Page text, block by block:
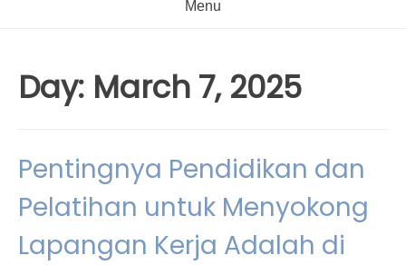
Menu
Day: March 7, 2025
Pentingnya Pendidikan dan
Pelatihan untuk Menyokong
Lapangan Kerja Adalah di